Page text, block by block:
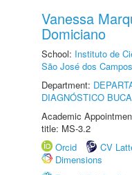
Vanessa
Domiciano
School: Instituto de
São José dos
Department:
DIAGNÓSTICO
Academic
title: MS-3.2
Orcid
CV
Dimensions